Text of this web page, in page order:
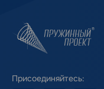
Присоединяйтесь: